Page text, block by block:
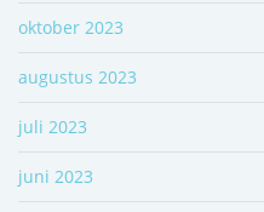
oktober 2023
augustus 2023
juli 2023
juni 2023